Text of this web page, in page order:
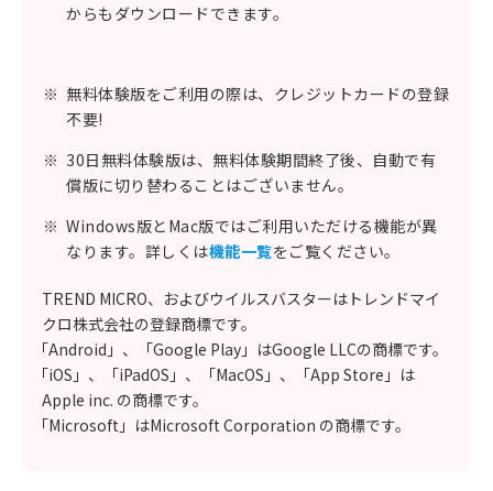
からもダウンロードできます。
※ 無料体験版をご利用の際は、クレジットカードの登録
不要!
※ 30日無料体験版は、無料体験期間終了後、自動で有
償版に切り替わることはございません。
※ Windows版とMac版ではご利用いただける機能が異
なります。詳しくは機能一覧をご覧ください。
TREND MICRO、およびウイルスバスターはトレンドマイ
クロ株式会社の登録商標です。
「Android」、「Google Play」はGoogle LLCの商標です。
「iOS」、「iPadOS」、「MacOS」、「App Store」は
Apple inc. の商標です。
「Microsoft」はMicrosoft Corporation の商標です。